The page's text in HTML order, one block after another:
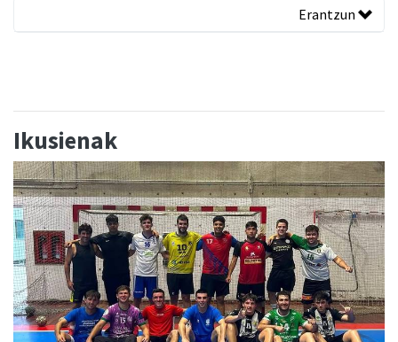
Erantzun
Ikusienak